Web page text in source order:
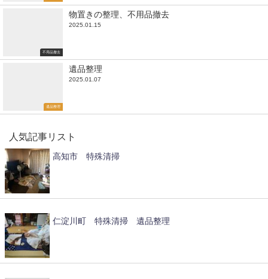
不用品撤去
物置きの整理、不用品撤去
2025.01.15
遺品整理
遺品整理
2025.01.07
人気記事リスト
高知市 特殊清掃
仁淀川町 特殊清掃 遺品整理